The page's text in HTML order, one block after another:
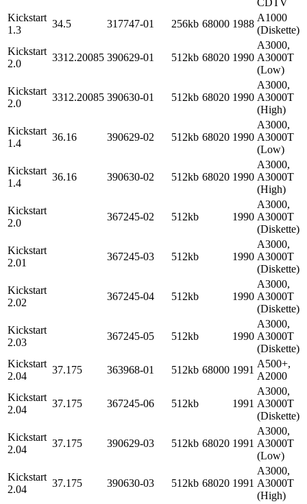
CDTV
Kickstart
1.3
34.5 317747-01 256kb 68000 1988
A1000
(Diskette)
Kickstart
2.0
3312.20085 390629-01 512kb 68020 1990
A3000,
A3000T
(Low)
Kickstart
2.0
3312.20085 390630-01 512kb 68020 1990
A3000,
A3000T
(High)
Kickstart
1.4
36.16 390629-02 512kb 68020 1990
A3000,
A3000T
(Low)
Kickstart
1.4
36.16 390630-02 512kb 68020 1990
A3000,
A3000T
(High)
Kickstart
2.0
367245-02 512kb 1990
A3000,
A3000T
(Diskette)
Kickstart
2.01
367245-03 512kb 1990
A3000,
A3000T
(Diskette)
Kickstart
2.02
367245-04 512kb 1990
A3000,
A3000T
(Diskette)
Kickstart
2.03
367245-05 512kb 1990
A3000,
A3000T
(Diskette)
Kickstart
2.04
37.175 363968-01 512kb 68000 1991
A500+,
A2000
Kickstart
2.04
37.175 367245-06 512kb 1991
A3000,
A3000T
(Diskette)
Kickstart
2.04
37.175 390629-03 512kb 68020 1991
A3000,
A3000T
(Low)
Kickstart
2.04
37.175 390630-03 512kb 68020 1991
A3000,
A3000T
(High)